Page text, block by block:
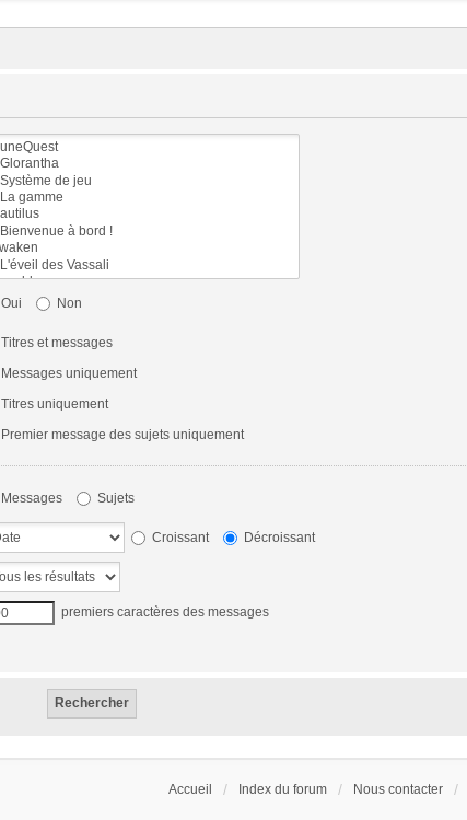
Oui Non
Titres et messages
Messages uniquement
Titres uniquement
Premier message des sujets uniquement
Messages Sujets
Croissant Décroissant
premiers caractères des messages
Accueil Index du forum Nous contacter